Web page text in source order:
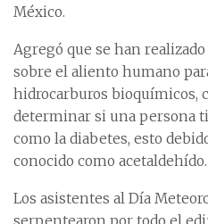
México.
Agregó que se han
sobre el aliento humano
hidrocarburos bioquímicos,
determinar si una persona
como la diabetes, esto
conocido como acetaldehído.
Los asistentes al Día